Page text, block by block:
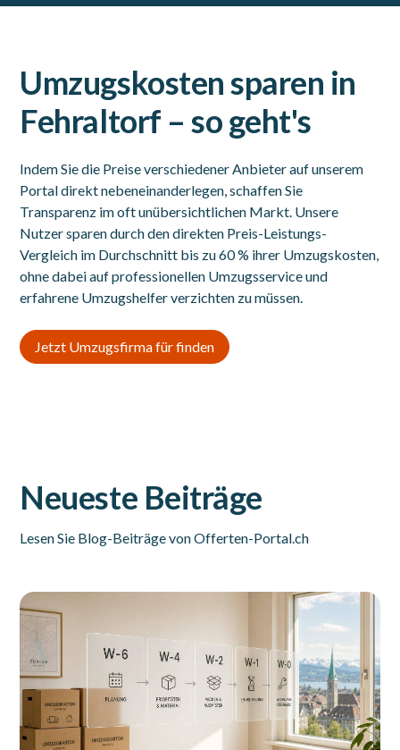
Umzugskosten sparen in
Fehraltorf – so geht's
Indem Sie die Preise verschiedener Anbieter auf unserem
Portal direkt nebeneinanderlegen, schaffen Sie
Transparenz im oft unübersichtlichen Markt. Unsere
Nutzer sparen durch den direkten Preis-Leistungs-
Vergleich im Durchschnitt bis zu 60 % ihrer Umzugskosten,
ohne dabei auf professionellen Umzugsservice und
erfahrene Umzugshelfer verzichten zu müssen.
Jetzt Umzugsfirma für finden
Neueste Beiträge
Lesen Sie Blog-Beiträge von Offerten-Portal.ch